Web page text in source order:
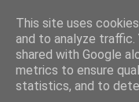
O kopírovaní,
This site uses
and to analyze traffic.
shared with Google
metrics to ensure
statistics, and to